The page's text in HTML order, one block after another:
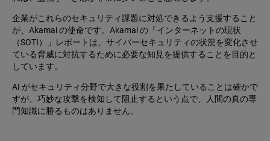
企業がこれらのセキュリティ課題に対処できるよう支援すること
が、Akamai の使命です。Akamai の「インターネットの現状
（SOTI）」レポートは、サイバーセキュリティの状況を変化させ
ている脅威に対抗するために必要な知見を提供することを目的と
しています。
AI がセキュリティ分野で大きな役割を果たしていることは確かで
すが、巧妙な攻撃を検知して阻止するという点で、人間の真の専
門知識に勝るものはありません。